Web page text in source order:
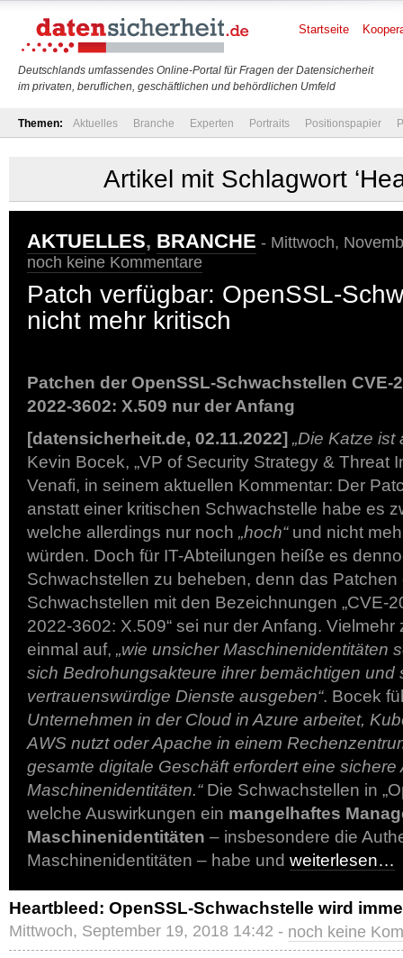
Deutschlands umfassendes Online-Portal für Fragen der Datensicherheit
im privaten, beruflichen, geschäftlichen und behördlichen Umfeld
Startseite
Themen: Aktuelles Branche Experten Portraits Positionspapier
Artikel mit Schlagwort
AKTUELLES, BRANCHE - Mittwoch,
noch keine Kommentare
Patch verfügbar: OpenSSL-
nicht mehr kritisch
Patchen der OpenSSL-Schwachstellen CVE-
2022-3602: X.509 nur der Anfang
[datensicherheit.de, 02.11.2022] „Die Katze ist
Kevin Bocek, „VP of Security Strategy & Threat
Venafi, in seinem aktuellen Kommentar: Der
anstatt einer kritischen Schwachstelle habe es
welche allerdings nur noch „hoch“und nicht
würden. Doch für IT-Abteilungen heiße es
Schwachstellen zu beheben, denn das Patchen
Schwachstellen mit den Bezeichnungen „CVE-
2022-3602: X.509“ sei nur der Anfang.
einmal auf, „wie unsicher Maschinenidentitäten
sich Bedrohungsakteure ihrer bemächtigen und
vertrauenswürdige Dienste ausgeben“. Bocek
Unternehmen in der Cloud in Azure arbeitet,
AWS nutzt oder Apache in einem
gesamte digitale Geschäft erfordert eine
Maschinenidentitäten.“Die Schwachstellen in
welche Auswirkungen ein mangelhaftes
Maschinenidentitäten – insbesondere die
Maschinenidentitäten – habe und weiterlesen…
Heartbleed: OpenSSL-Schwachstelle wird
Mittwoch, September 19, 2018 14:42 - noch keine